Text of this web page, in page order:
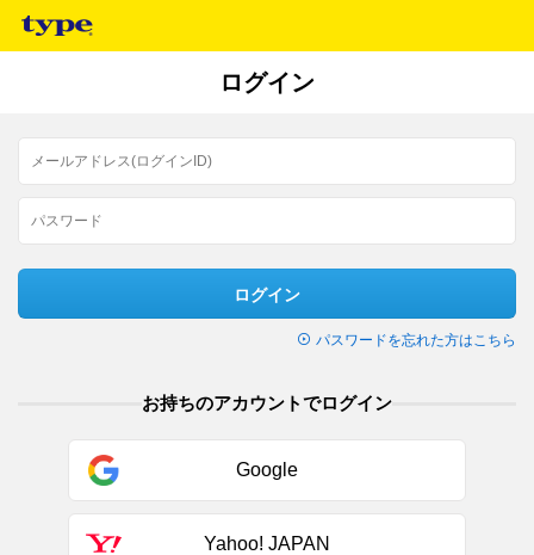
ログイン
ログイン
パスワードを忘れた方はこちら
お持ちのアカウントでログイン
Google
Yahoo! JAPAN